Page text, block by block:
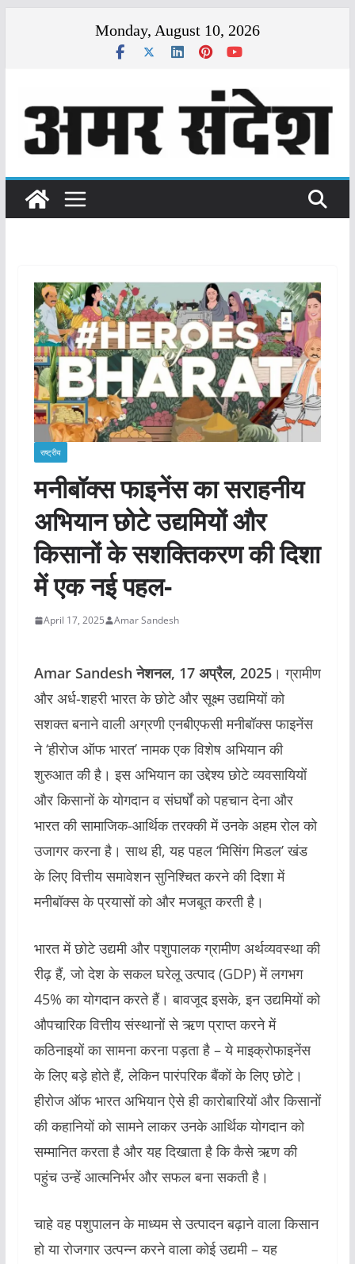
Monday, August 10, 2026
राष्ट्रीय
मनीबॉक्स फाइनेंस का सराहनीय
अभियान छोटे उद्यमियों और
किसानों के सशक्तिकरण की दिशा
में एक नई पहल-
April 17, 2025 Amar Sandesh
Amar Sandesh नेशनल, 17 अप्रैल, 2025। ग्रामीण
और अर्ध-शहरी भारत के छोटे और सूक्ष्म उद्यमियों को
सशक्त बनाने वाली अग्रणी एनबीएफसी मनीबॉक्स फाइनेंस
ने ‘हीरोज ऑफ भारत’ नामक एक विशेष अभियान की
शुरुआत की है। इस अभियान का उद्देश्य छोटे व्यवसायियों
और किसानों के योगदान व संघर्षों को पहचान देना और
भारत की सामाजिक-आर्थिक तरक्की में उनके अहम रोल को
उजागर करना है। साथ ही, यह पहल ‘मिसिंग मिडल’ खंड
के लिए वित्तीय समावेशन सुनिश्चित करने की दिशा में
मनीबॉक्स के प्रयासों को और मजबूत करती है।
भारत में छोटे उद्यमी और पशुपालक ग्रामीण अर्थव्यवस्था की
रीढ़ हैं, जो देश के सकल घरेलू उत्पाद (GDP) में लगभग
45% का योगदान करते हैं। बावजूद इसके, इन उद्यमियों को
औपचारिक वित्तीय संस्थानों से ऋण प्राप्त करने में
कठिनाइयों का सामना करना पड़ता है – ये माइक्रोफाइनेंस
के लिए बड़े होते हैं, लेकिन पारंपरिक बैंकों के लिए छोटे।
हीरोज ऑफ भारत अभियान ऐसे ही कारोबारियों और किसानों
की कहानियों को सामने लाकर उनके आर्थिक योगदान को
सम्मानित करता है और यह दिखाता है कि कैसे ऋण की
पहुंच उन्हें आत्मनिर्भर और सफल बना सकती है।
चाहे वह पशुपालन के माध्यम से उत्पादन बढ़ाने वाला किसान
हो या रोजगार उत्पन्न करने वाला कोई उद्यमी – यह